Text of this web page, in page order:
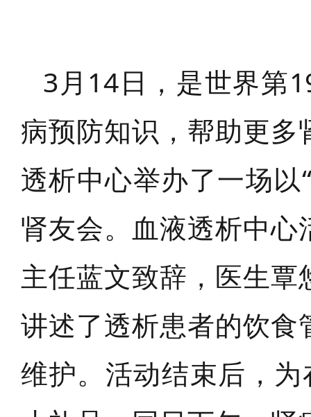
3月14日，是世界第
病预防知识，帮助更
透析中心举办了一场
肾友会。血液透析中
主任蓝文致辞，医生
讲述了透析患者的饮
维护。活动结束后，